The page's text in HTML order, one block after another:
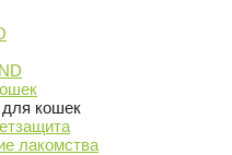
кошек
лакомства